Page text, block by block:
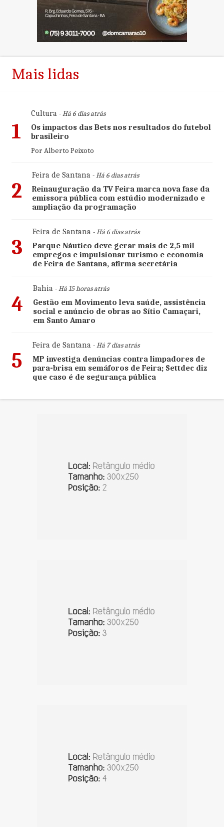
Mais lidas
1
Cultura- Há 6 dias atrás
Os impactos das Bets nos resultados do futebol
brasileiro
Por Alberto Peixoto
2
Feira de Santana- Há 6 dias atrás
Reinauguração da TV Feira marca nova fase da
emissora pública com estúdio modernizado e
ampliação da programação
3
Feira de Santana- Há 6 dias atrás
Parque Náutico deve gerar mais de 2,5 mil
empregos e impulsionar turismo e economia
de Feira de Santana, afirma secretária
4
Bahia- Há 15 horas atrás
Gestão em Movimento leva saúde, assistência
social e anúncio de obras ao Sítio Camaçari,
em Santo Amaro
5
Feira de Santana- Há 7 dias atrás
MP investiga denúncias contra limpadores de
para-brisa em semáforos de Feira; Settdec diz
que caso é de segurança pública